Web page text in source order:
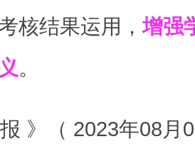
核结果运用，增强
。
报 》（ 2023年08